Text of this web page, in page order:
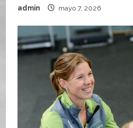
admin mayo 7, 2026